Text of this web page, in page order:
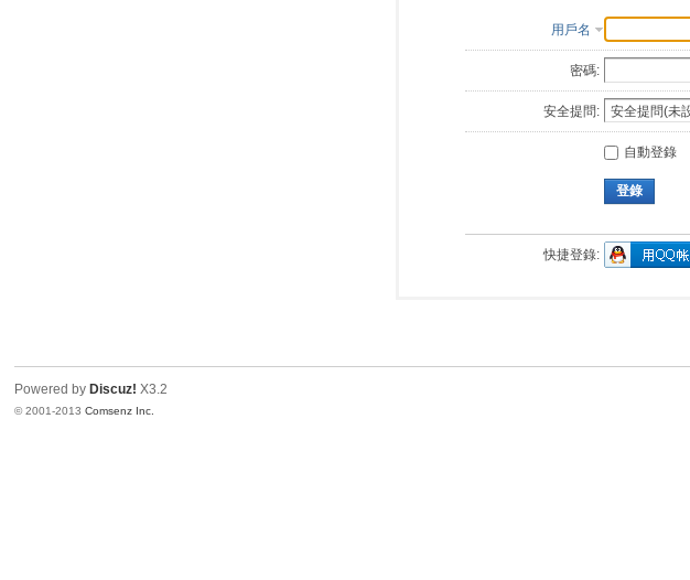
用戶名
密碼:
安全提問:
自動登錄
登錄
快捷登錄:
Powered by Discuz! X3.2
© 2001-2013Comsenz Inc.